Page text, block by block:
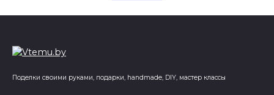
Поделки своими руками, подарки, handmade, DIY, мастер классы